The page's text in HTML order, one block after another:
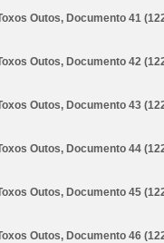
Outos, Documento 41
Outos, Documento 42
Outos, Documento 43
Outos, Documento 44
Outos, Documento 45
Outos, Documento 46